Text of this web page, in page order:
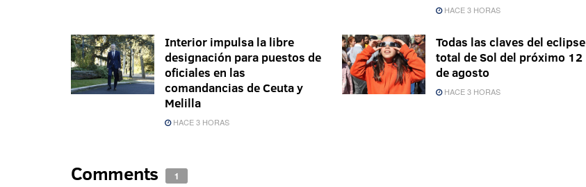
HACE 3 HORAS
Interior impulsa la libre
designación para puestos de
oficiales en las
comandancias de Ceuta y
Melilla
HACE 3 HORAS
Todas las claves del eclipse
total de Sol del próximo 12
de agosto
HACE 3 HORAS
Comments 1